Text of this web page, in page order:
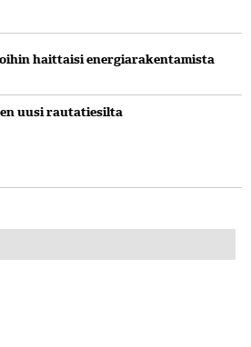
haittaisi energiarakentamista
uusi rautatiesilta